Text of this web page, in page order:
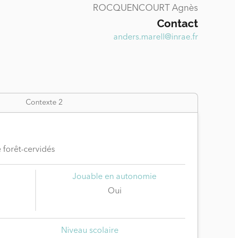
ROCQUENCOURT Agnès
Contact
anders.marell@inrae.fr
Contexte 2
forêt-cervidés
Jouable en autonomie
Oui
Niveau scolaire